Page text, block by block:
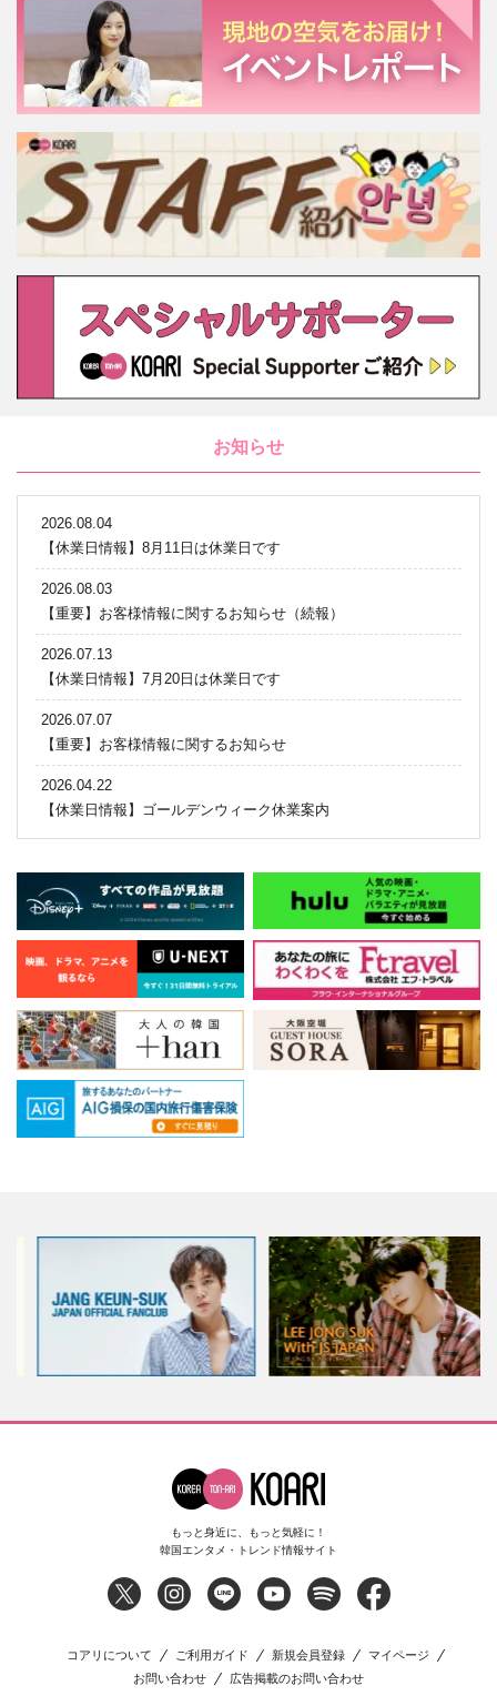
お知らせ
2026.08.04
【休業日情報】8月11日は休業日です
2026.08.03
【重要】お客様情報に関するお知らせ（続報）
2026.07.13
【休業日情報】7月20日は休業日です
2026.07.07
【重要】お客様情報に関するお知らせ
2026.04.22
【休業日情報】ゴールデンウィーク休業案内
もっと身近に、もっと気軽に！
韓国エンタメ・トレンド情報サイト
コアリについて ご利用ガイド 新規会員登録
マイページ
お問い合わせ
広告掲載のお問い合わせ